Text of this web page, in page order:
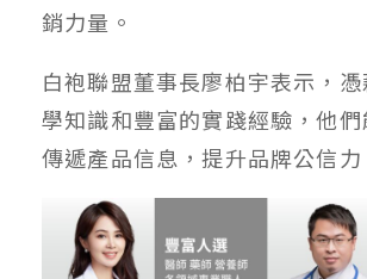
銷力量。
白袍聯盟董事長廖柏宇表示，
學知識和豐富的實踐經驗，他
傳遞產品信息，提升品牌公信力